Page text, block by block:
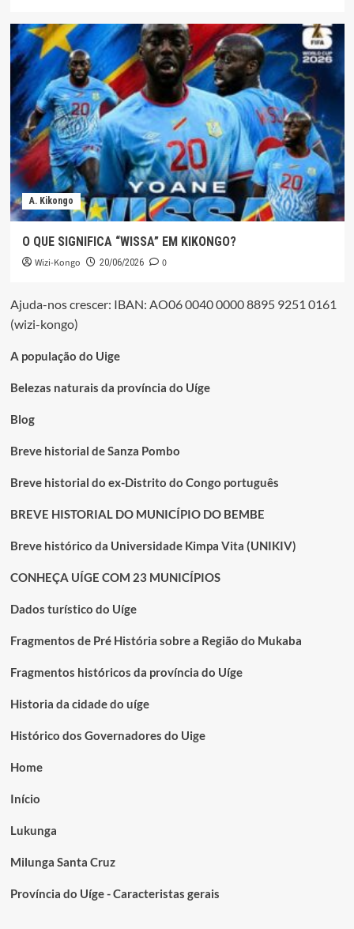
A. Kikongo
O QUE SIGNIFICA “WISSA” EM KIKONGO?
Wizi-Kongo 20/06/2026 0
Ajuda-nos crescer: IBAN: AO06 0040 0000 8895 9251 0161
(wizi-kongo)
A população do Uige
Belezas naturais da província do Uíge
Blog
Breve historial de Sanza Pombo
Breve historial do ex-Distrito do Congo português
BREVE HISTORIAL DO MUNICÍPIO DO BEMBE
Breve histórico da Universidade Kimpa Vita (UNIKIV)
CONHEÇA UÍGE COM 23 MUNICÍPIOS
Dados turístico do Uíge
Fragmentos de Pré História sobre a Região do Mukaba
Fragmentos históricos da província do Uíge
Historia da cidade do uíge
Histórico dos Governadores do Uige
Home
Início
Lukunga
Milunga Santa Cruz
Província do Uíge - Caracteristas gerais